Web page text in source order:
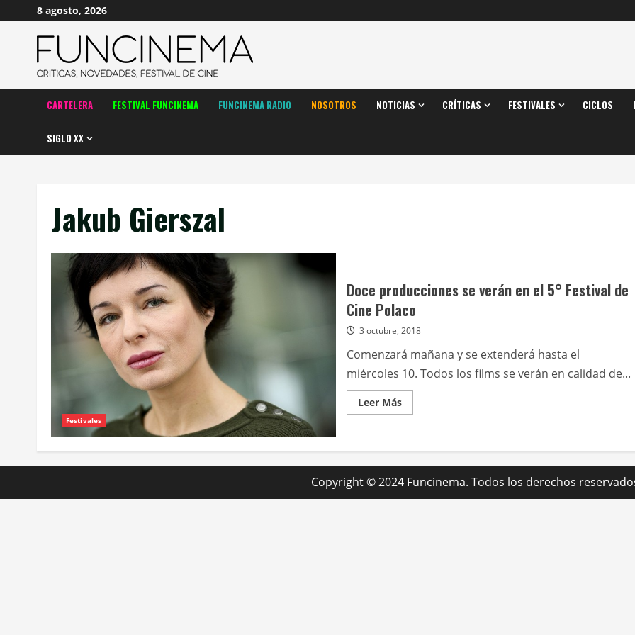
contenido
8 agosto, 2026
CARTELERA FESTIVAL FUNCINEMA FUNCINEMA RADIO NOSOTROS NOTICIAS CRÍTICAS FESTIVALES CICLOS
SIGLO XX
Jakub Gierszal
Festivales
Doce producciones se verán en el 5° Festival de
Cine Polaco
3 octubre, 2018
Comenzará mañana y se extenderá hasta el
miércoles 10. Todos los films se verán en calidad de...
Leer MásLeer
más
producciones
en
el
5°
Copyright © 2024 Funcinema. Todos los derechos